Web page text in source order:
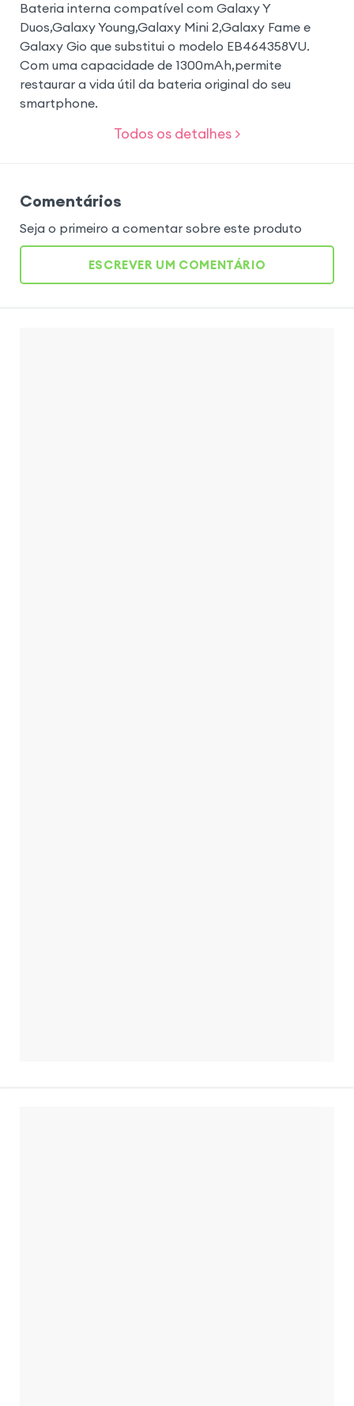
Bateria interna compatível com Galaxy Y
Duos,Galaxy Young,Galaxy Mini 2,Galaxy Fame e
Galaxy Gio que substitui o modelo EB464358VU.
Com uma capacidade de 1300mAh,permite
restaurar a vida útil da bateria original do seu
smartphone.
Todos os detalhes >
Comentários
Seja o primeiro a comentar sobre este produto
ESCREVER UM COMENTÁRIO